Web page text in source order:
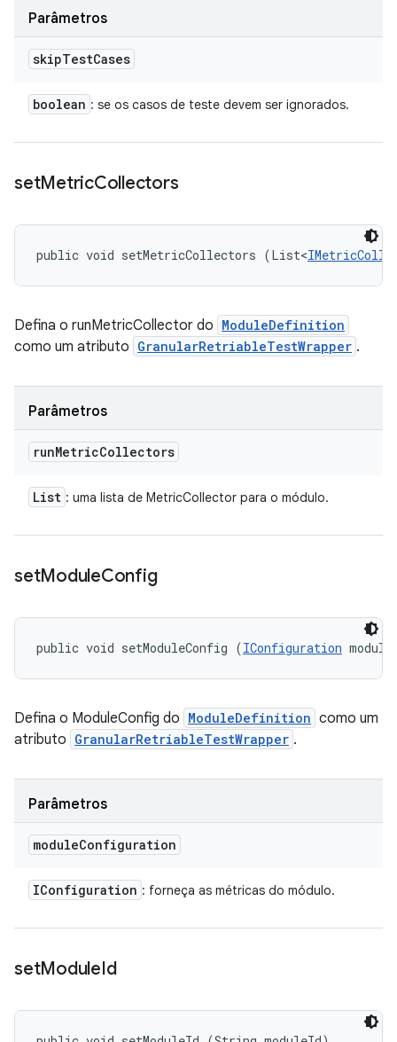
Parâmetros
skipTestCases
boolean : se os casos de teste devem ser ignorados.
setMetricCollectors
public void setMetricCollectors (List<
Defina o runMetricCollector do ModuleDefinition
como um atributo GranularRetriableTestWrapper .
Parâmetros
runMetricCollectors
List : uma lista de MetricCollector para o módulo.
setModuleConfig
public void setModuleConfig (IConfiguration
Defina o ModuleConfig do ModuleDefinition como um
atributo GranularRetriableTestWrapper .
Parâmetros
moduleConfiguration
IConfiguration : forneça as métricas do módulo.
setModuleId